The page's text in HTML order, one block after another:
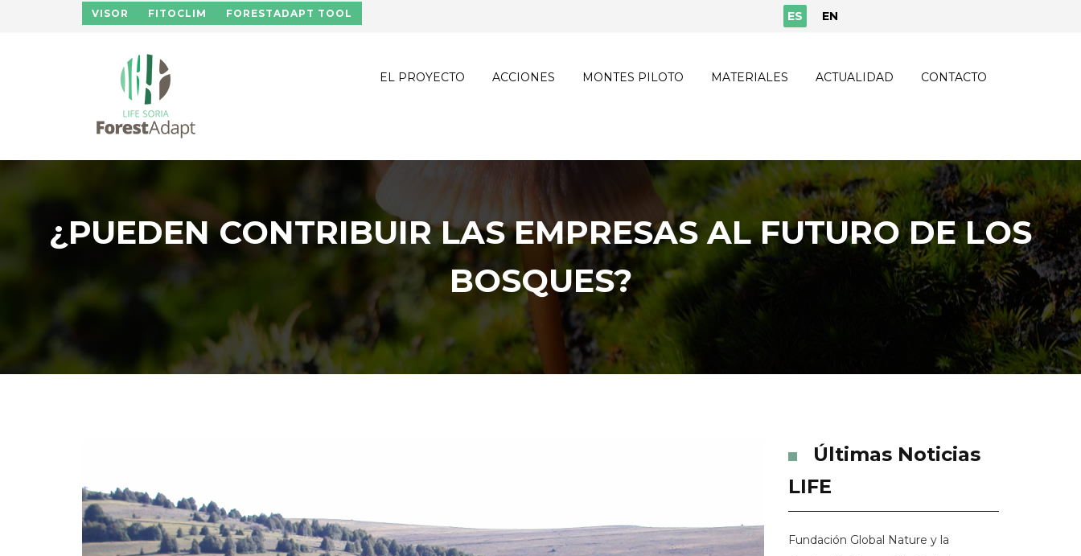
Pasar al contenido principal
VISOR FITOCLIM FORESTADAPT TOOL ES EN
EL PROYECTO ACCIONES MONTES PILOTO MATERIALES ACTUALIDAD CONTACTO
¿PUEDEN CONTRIBUIR LAS EMPRESAS AL FUTURO DE LOS
BOSQUES?
Últimas Noticias
LIFE
Fundación Global Nature y la